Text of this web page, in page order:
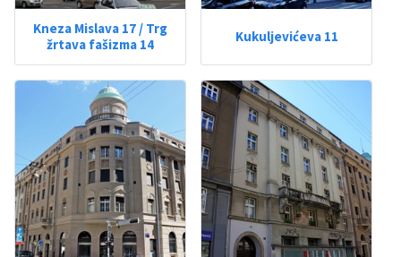
Kneza Mislava 17 / Trg
žrtava fašizma 14
Kukuljevićeva 11